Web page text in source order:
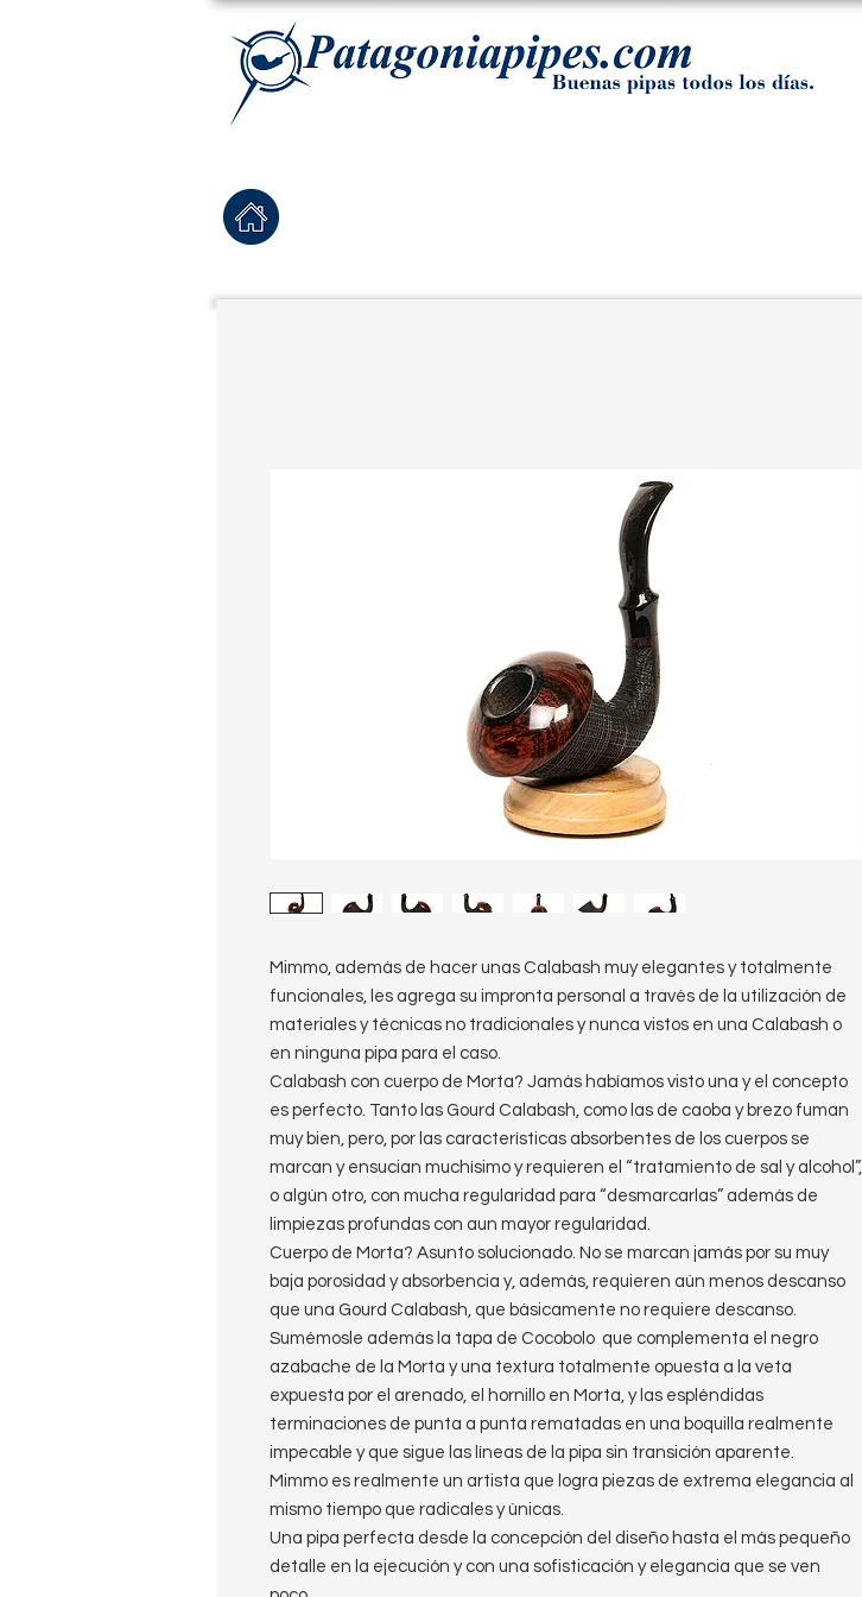
Mimmo, además de hacer unas Calabash muy elegantes y totalmente
funcionales, les agrega su impronta personal a través de la utilización de
materiales y técnicas no tradicionales y nunca vistos en una Calabash o
en ninguna pipa para el caso.
Calabash con cuerpo de Morta? Jamás habíamos visto una y el concepto
es perfecto. Tanto las Gourd Calabash, como las de caoba y brezo fuman
muy bien, pero, por las características absorbentes de los cuerpos se
marcan y ensucian muchísimo y requieren el “tratamiento de sal y alcohol”,
o algún otro, con mucha regularidad para “desmarcarlas” además de
limpiezas profundas con aun mayor regularidad.
Cuerpo de Morta? Asunto solucionado. No se marcan jamás por su muy
baja porosidad y absorbencia y, además, requieren aún menos descanso
que una Gourd Calabash, que básicamente no requiere descanso.
Sumémosle además la tapa de Cocobolo que complementa el negro
azabache de la Morta y una textura totalmente opuesta a la veta
expuesta por el arenado, el hornillo en Morta, y las espléndidas
terminaciones de punta a punta rematadas en una boquilla realmente
impecable y que sigue las líneas de la pipa sin transición aparente.
Mimmo es realmente un artista que logra piezas de extrema elegancia al
mismo tiempo que radicales y únicas.
Una pipa perfecta desde la concepción del diseño hasta el más pequeño
detalle en la ejecución y con una sofisticación y elegancia que se ven